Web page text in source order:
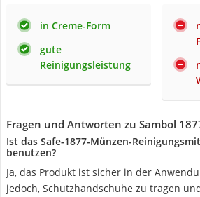
in Creme-Form
gute
Reinigungsleistung
Fragen und Antworten zu Sambol
Ist das Safe-1877-Münzen-
benutzen?
Ja, das Produkt ist sicher in der
jedoch, Schutzhandschuhe zu tragen